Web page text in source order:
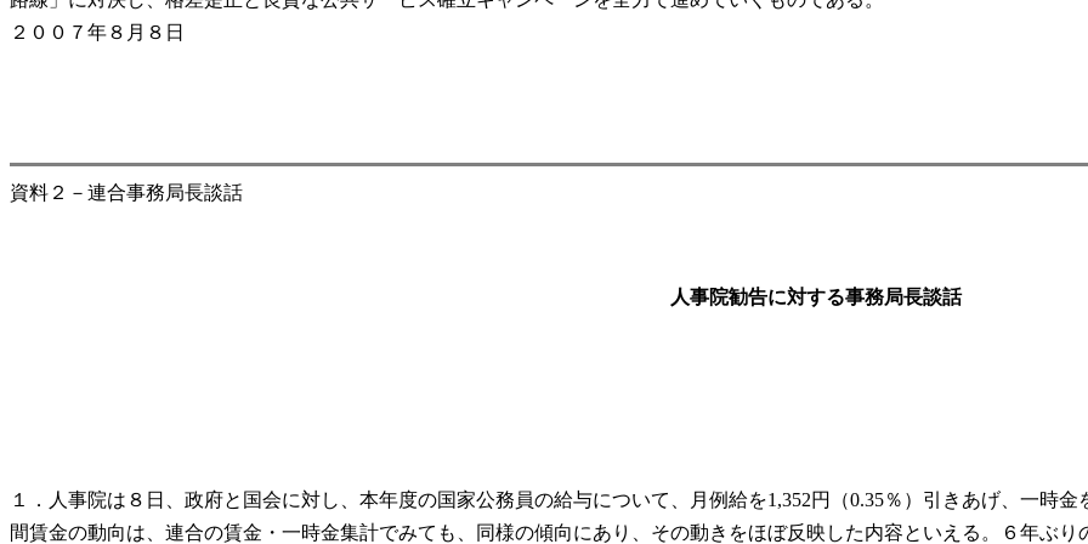
２００７年８月８日
資料２－連合事務局長談話
人事院勧告に対する事務局長談話
１．人事院は８日、政府と国会に対し、本年度の国家公務員の給与について、月例給を1,352円（0.35％）引きあげ、一時
間賃金の動向は、連合の賃金・一時金集計でみても、同様の傾向にあり、その動きをほぼ反映した内容といえる。６年ぶ